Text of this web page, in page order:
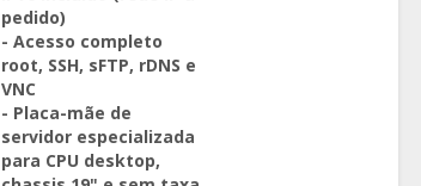
pedido)
- Acesso completo
root, SSH, sFTP, rDNS e
VNC
- Placa-mãe de
servidor especializada
para CPU desktop,